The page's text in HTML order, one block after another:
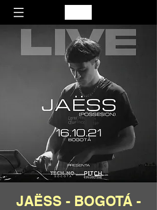
JAËSS - BOGOTÁ -